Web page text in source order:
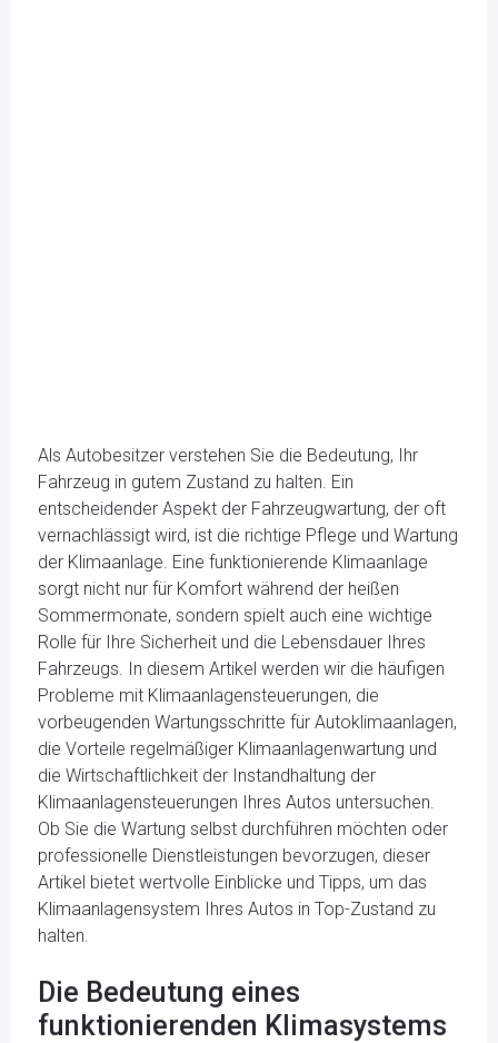
Als Autobesitzer verstehen Sie die Bedeutung, Ihr
Fahrzeug in gutem Zustand zu halten. Ein
entscheidender Aspekt der Fahrzeugwartung, der oft
vernachlässigt wird, ist die richtige Pflege und Wartung
der Klimaanlage. Eine funktionierende Klimaanlage
sorgt nicht nur für Komfort während der heißen
Sommermonate, sondern spielt auch eine wichtige
Rolle für Ihre Sicherheit und die Lebensdauer Ihres
Fahrzeugs. In diesem Artikel werden wir die häufigen
Probleme mit Klimaanlagensteuerungen, die
vorbeugenden Wartungsschritte für Autoklimaanlagen,
die Vorteile regelmäßiger Klimaanlagenwartung und
die Wirtschaftlichkeit der Instandhaltung der
Klimaanlagensteuerungen Ihres Autos untersuchen.
Ob Sie die Wartung selbst durchführen möchten oder
professionelle Dienstleistungen bevorzugen, dieser
Artikel bietet wertvolle Einblicke und Tipps, um das
Klimaanlagensystem Ihres Autos in Top-Zustand zu
halten.
Die Bedeutung eines
funktionierenden Klimasystems